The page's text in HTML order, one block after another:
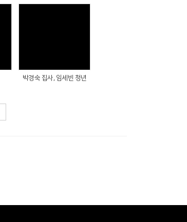
박경숙 집사, 임세빈 청년